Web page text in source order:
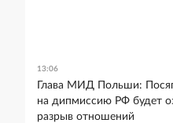
13:06
Глава МИД Польши:
на дипмиссию РФ будет
разрыв отношений